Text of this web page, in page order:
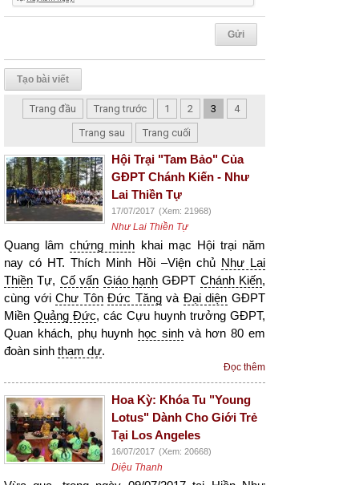
Tạo bài viết
Trang đầu Trang trước 1 2 3
4
Trang sau
Trang cuối
Hội Trại "Tam Bảo" Của
GĐPT Chánh Kiến - Như
Lai Thiền Tự
17/07/2017 (Xem: 21968)
Như Lai Thiền Tự
Quang lâmchứng minh khai mạc Hội trại năm
nay có HT. Thích Minh Hồi –Viện chủ Như Lai
Thiền Tự, Cố vấn Giáo hạnhGĐPT Chánh Kiến,
cùng vớiChư Tôn Đức Tăngvà Đại diện GĐPT
Miền Quảng Đức, các Cựu huynh trưởng GĐPT,
Quan khách, phụ huynh học sinhvà hơn 80 em
đoàn sinh tham dự.
Đọc thêm
Hoa Kỳ: Khóa Tu "Young
Lotus" Dành Cho Giới Trẻ
Tại Los Angeles
16/07/2017 (Xem: 20668)
Diệu Thanh